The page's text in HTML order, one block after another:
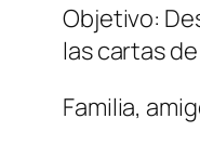
Objetivo:
las cartas
Familia,